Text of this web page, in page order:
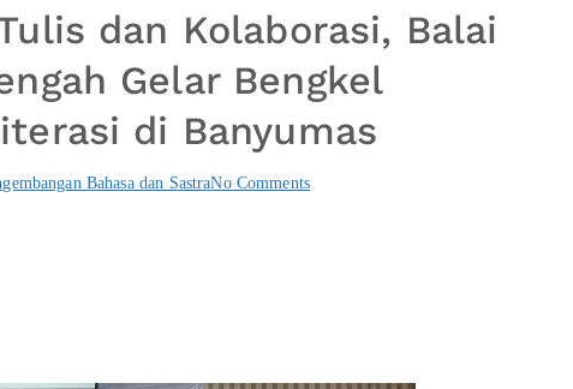
dan Kolaborasi, Balai
Gelar Bengkel
di Banyumas
Bahasa dan SastraNo Comments